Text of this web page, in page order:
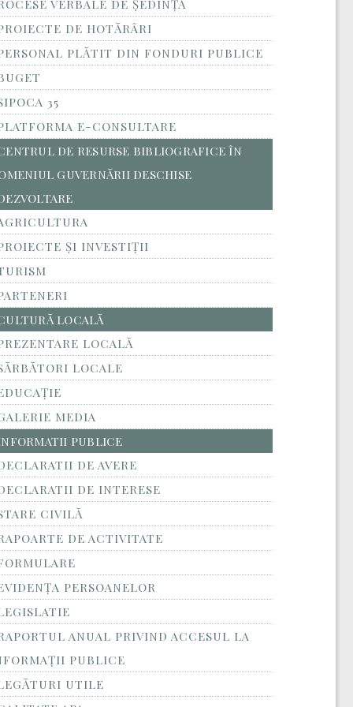
VERBALE DE ȘEDINȚĂ
DE HOTĂRÂRI
PLĂTIT DIN FONDURI PUBLICE
35
E-CONSULTARE
DE RESURSE BIBLIOGRAFICE ÎN
GUVERNĂRII DESCHISE
ȘI INVESTIȚII
LOCALĂ
LOCALĂ
LOCALE
MEDIA
PUBLICE
DE AVERE
DE INTERESE
CIVILĂ
DE ACTIVITATE
PERSOANELOR
ANUAL PRIVIND ACCESUL LA
PUBLICE
UTILE